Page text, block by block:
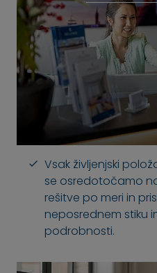
Vsak življenjski
se osredotočamo
rešitve po meri in
neposrednem stiku
podrobnosti.